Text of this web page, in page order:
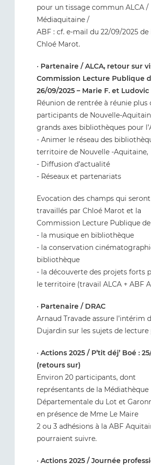
pour un tissage commun ALCA /
Médiaquitaine /
ABF : cf. e-mail du 22/09/2025 de
Chloé Marot.
• Partenaire / ALCA, retour sur
Commission Lecture Publique
26/09/2025 – Marie F. et Ludovic
Réunion de rentrée à réunie plus
participants de Nouvelle-
grands axes bibliothèques pour
- Animer le réseau des
territoire de Nouvelle -Aquitaine,
- Diffusion d’actualité
- Réseaux et partenariats
Evocation des champs qui seront
travaillés par Chloé Marot et la
Commission Lecture Publique de
- la musique en bibliothèque
- la conservation
bibliothèque
- la découverte des projets forts
le territoire (travail ALCA + ABF
• Partenaire / DRAC
Arnaud Travade assure l’intérim
Dujardin sur les sujets de lecture
• Actions 2025 / P’tit déj’ Boé :
(retours sur)
Environ 20 participants, dont
représentants de la Médiathèque
Départementale du Lot et
en présence de Mme Le Maire
2 ou 3 adhésions à la ABF
pourraient suivre.
• Actions 2025 / Journée